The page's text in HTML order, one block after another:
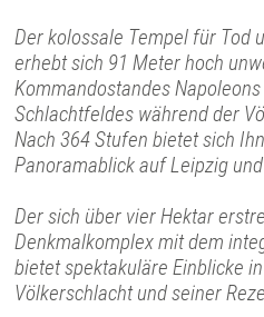
Der kolossale Tempel für Tod
erhebt sich 91 Meter hoch
Kommandostandes
Schlachtfeldes während der
Nach 364 Stufen bietet sich
Panoramablick auf Leipzig
Der sich über vier Hektar
Denkmalkomplex mit dem
bietet spektakuläre Einblicke
Völkerschlacht und seiner